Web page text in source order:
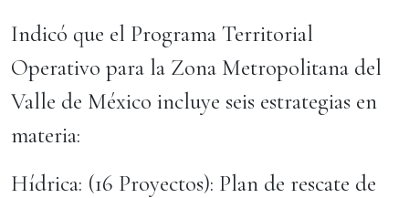
Indicó que el Programa Territorial
Operativo para la Zona Metropolitana del
Valle de México incluye seis estrategias en
materia:
Hídrica: (16 Proyectos): Plan de rescate de